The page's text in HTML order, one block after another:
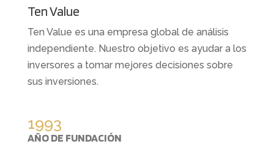
Ten Value
Ten Value es una empresa global de análisis
independiente. Nuestro objetivo es ayudar a los
inversores a tomar mejores decisiones sobre
sus inversiones.
1993
AÑO DE FUNDACIÓN